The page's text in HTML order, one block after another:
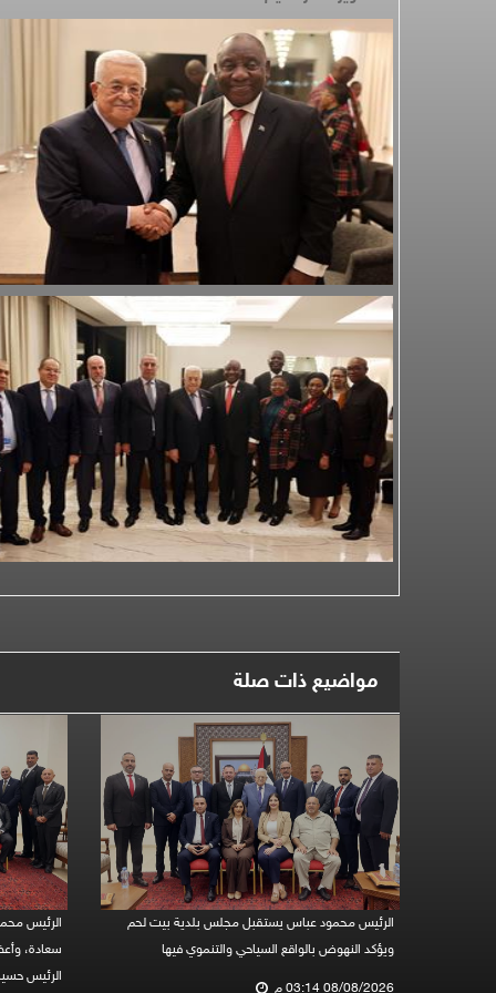
مواضيع ذات صلة
الرئيس محمود عباس يستقبل مجلس بلدية بيت لحم
ويؤكد النهوض بالواقع السياحي والتنموي فيها
08/08/2026 03:14 م
الرئيس
سعادة،
الرئيس